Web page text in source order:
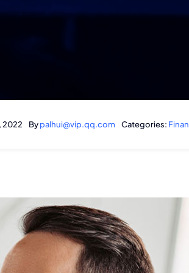
2022 Bypalhui@vip.qq.com Categories: